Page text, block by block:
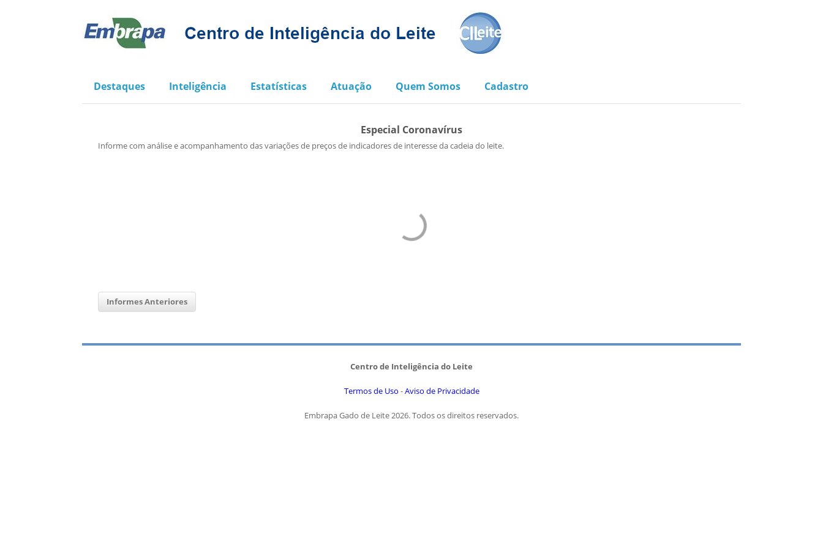
Destaques Inteligência Estatísticas Atuação Quem Somos Cadastro
Especial Coronavírus
Informe com análise e acompanhamento das variações de preços de indicadores de interesse da cadeia do leite.
Informes Anteriores
Centro de Inteligência do Leite
Termos de Uso -Aviso de Privacidade
Embrapa Gado de Leite 2026. Todos os direitos reservados.